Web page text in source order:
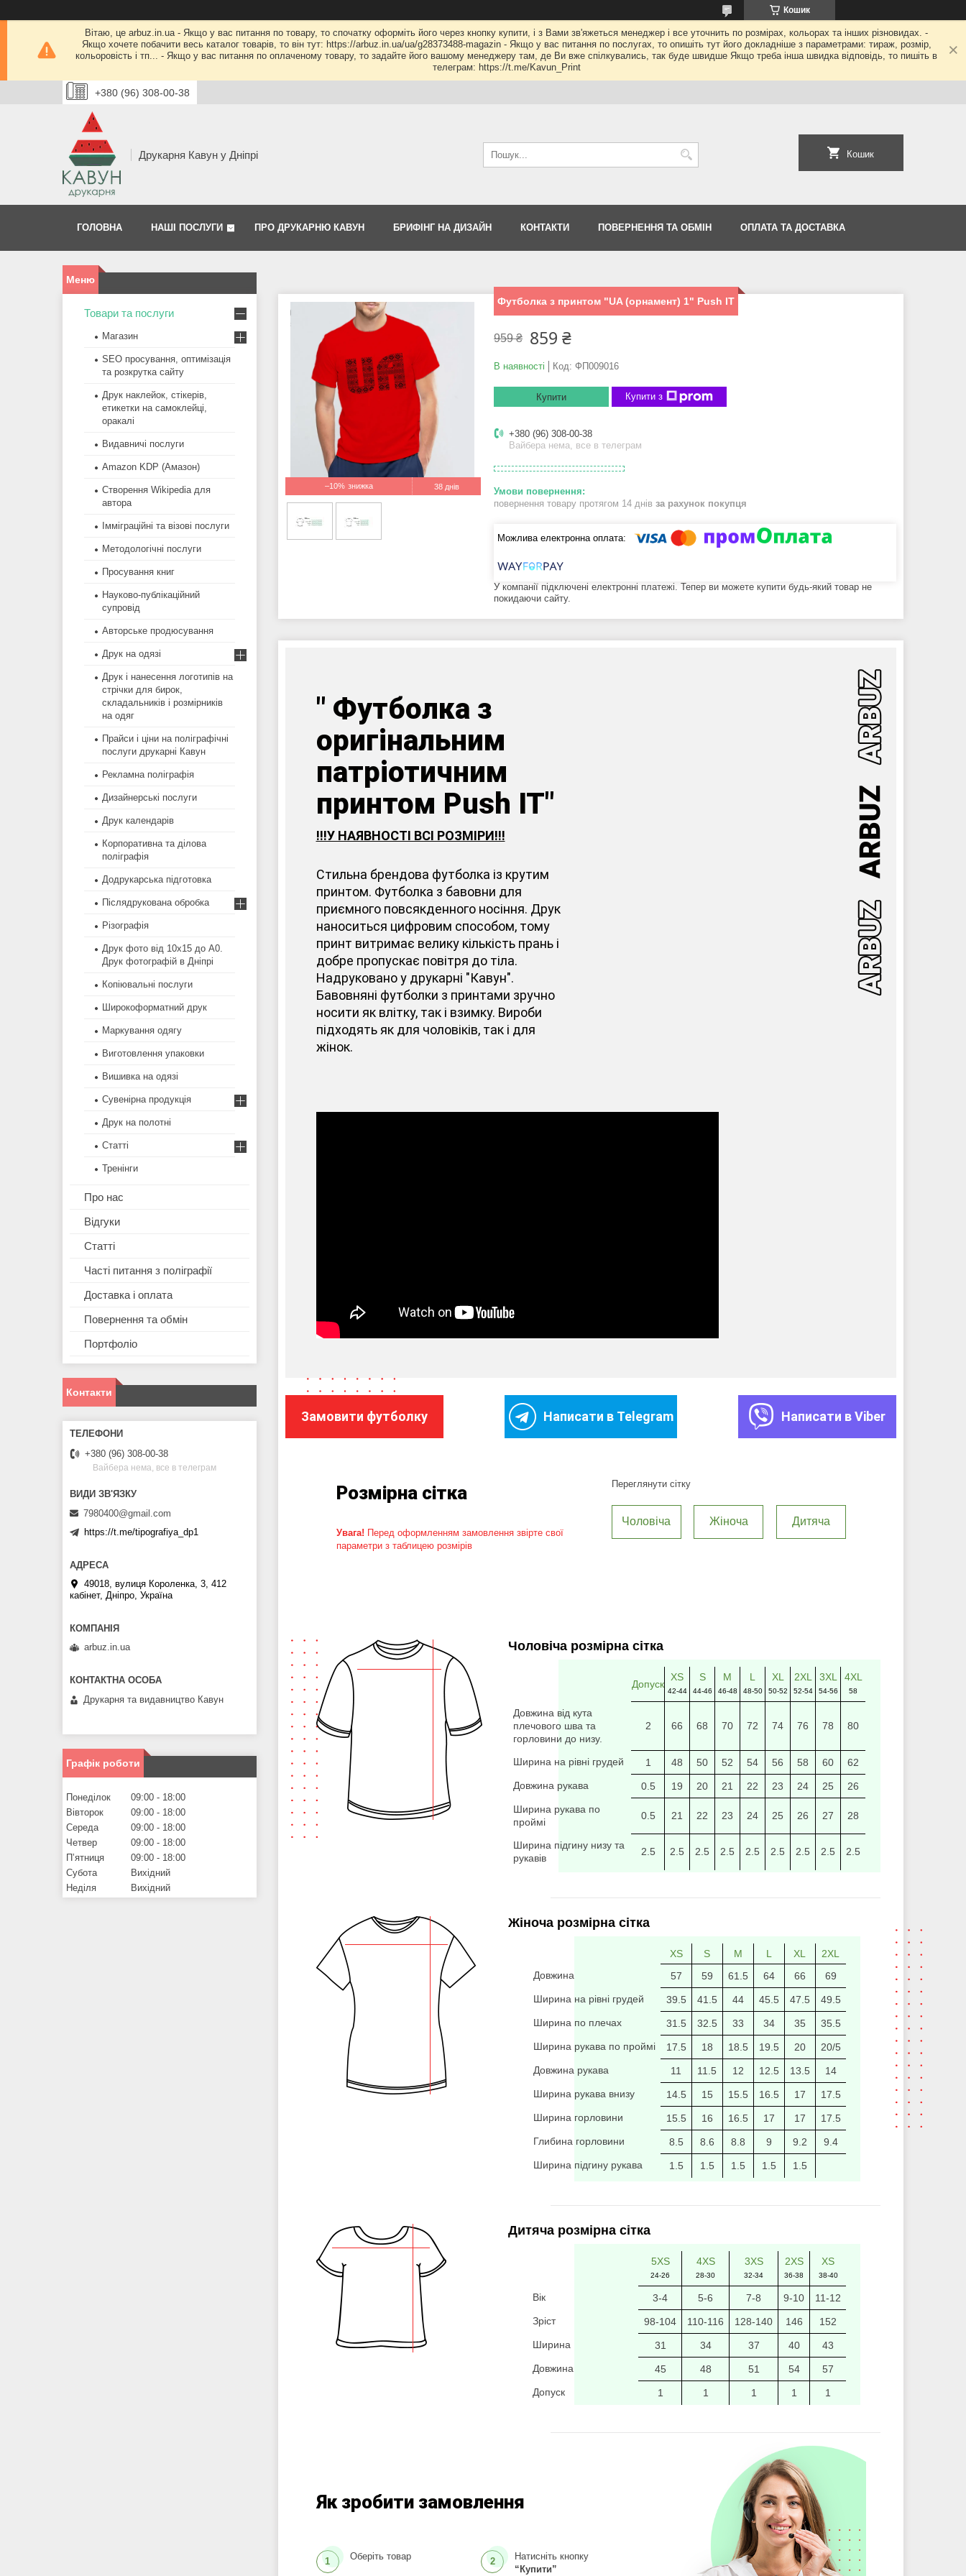
Кошик
Вітаю, це arbuz.in.ua - Якщо у вас питання по товару, то спочатку оформіть його через кнопку купити, і з Вами зв'яжеться менеджер і все уточнить по розмірах, кольорах та інших різновидах. -
Якщо хочете побачити весь каталог товарів, то він тут: https://arbuz.in.ua/ua/g28373488-magazin - Якщо у вас питання по послугах, то опишіть тут його докладніше з параметрами: тираж, розмір,
кольоровість і тп... - Якщо у вас питання по оплаченому товару, то задайте його вашому менеджеру там, де Ви вже спілкувались, так буде швидше Якщо треба інша швидка відповідь, то пишіть в
телеграм: https://t.me/Kavun_Print
+380 (96) 308-00-38
Друкарня Кавун у Дніпрі Кошик
ГОЛОВНА НАШІ ПОСЛУГИ ПРО ДРУКАРНЮ КАВУН БРИФІНГ НА ДИЗАЙН КОНТАКТИ ПОВЕРНЕННЯ ТА ОБМІН ОПЛАТА ТА ДОСТАВКА
–10% 38 днів
Футболка з принтом "UA (орнамент) 1" Push IT
959 ₴ 859 ₴
В наявності Код: ФП009016
Купити Купити з
+380 (96) 308-00-38
Вайбера нема, все в телеграм
повернення товару протягом 14 днів за рахунок покупця
У компанії підключені електронні платежі. Тепер ви можете купити будь-який товар не
покидаючи сайту.
" Футболка з
оригінальним
патріотичним
принтом Push IT"
!!!У НАЯВНОСТІ ВСІ РОЗМІРИ!!!
Стильна брендова футболка із крутим
принтом. Футболка з бавовни для
приємного повсякденного носіння. Друк
наноситься цифровим способом, тому
принт витримає велику кількість прань і
добре пропускає повітря до тіла.
Надруковано у друкарні "Кавун".
Бавовняні футболки з принтами зручно
носити як влітку, так і взимку. Вироби
підходять як для чоловіків, так і для
жінок.
Замовити футболку Написати в Telegram Написати в Viber
Розмірна сітка
Увага! Перед оформленням замовлення звірте свої
параметри з таблицею розмірів
Переглянути сітку
Чоловіча Жіноча Дитяча
Чоловіча розмірна сітка
Допуск
XS
42-44
S
44-46
M
46-48
L
48-50
XL
50-52
2XL
52-54
3XL
54-56
4XL
58
Довжина від кута
плечового шва та
горловини до низу.
2 66 68 70 72 74 76 78 80
Ширина на рівні грудей 1 48 50 52 54 56 58 60
62
Довжина рукава
0.5 19 20 21 22 23 24 25
26
Ширина рукава по
проймі
0.5 21 22 23 24 25 26 27 28
Ширина підгину низу та
рукавів
2.5 2.5 2.5 2.5 2.5 2.5 2.5 2.5 2.5
Жіноча розмірна сітка
XS S M L XL
2XL
Довжина
57 59 61.5 64 66
69
Ширина на рівні грудей
39.5 41.5 44 45.5 47.5
49.5
Ширина по плечах
31.5 32.5 33 34 35
35.5
Ширина рукава по проймі
17.5 18 18.5 19.5 20
20/5
Довжина рукава
11 11.5 12 12.5 13.5
14
Ширина рукава внизу
14.5 15 15.5 16.5 17
17.5
Ширина горловини
15.5 16 16.5 17 17
17.5
Глибина горловини
8.5 8.6 8.8 9 9.2
9.4
Ширина підгину рукава
1.5 1.5 1.5 1.5 1.5
Дитяча розмірна сітка
5XS
24-26
4XS
28-30
3XS
32-34
2XS
36-38
XS
38-40
Вік 3-4 5-6 7-8 9-10
11-12
Зріст
98-104 110-116 128-140 146
152
Ширина
31 34 37 40
43
Довжина
45 48 51 54
57
Допуск
1 1 1 1 1
Як зробити замовлення
1 Оберіть товар 2
Натисніть кнопку
“Купити”
Товари та послуги
Магазин
SEO просування, оптимізація
та розкрутка сайту
Друк наклейок, стікерів,
етикетки на самоклейці,
оракалі
Видавничі послуги
Amazon KDP (Амазон)
Створення Wikipedia для
автора
Імміграційні та візові послуги
Методологічні послуги
Просування книг
Науково-публікаційний
супровід
Авторське продюсування
Друк на одязі
Друк і нанесення логотипів на
стрічки для бирок,
складальників і розмірників
на одяг
Прайси і ціни на поліграфічні
послуги друкарні Кавун
Рекламна поліграфія
Дизайнерські послуги
Друк календарів
Корпоративна та ділова
поліграфія
Додрукарська підготовка
Післядрукована обробка
Різографія
Друк фото від 10х15 до А0.
Друк фотографій в Дніпрі
Копіювальні послуги
Широкоформатний друк
Маркування одягу
Виготовлення упаковки
Вишивка на одязі
Сувенірна продукція
Друк на полотні
Статті
Тренінги
Про нас
Відгуки
Статті
Часті питання з поліграфії
Доставка і оплата
Повернення та обмін
Портфоліо
Контакти
+380 (96) 308-00-38
Вайбера нема, все в телеграм
7980400@gmail.com
https://t.me/tipografiya_dp1
49018, вулиця Короленка, 3, 412
кабінет, Дніпро, Україна
arbuz.in.ua
Друкарня та видавництво Кавун
Графік роботи
Понеділок 09:00
18:00
Вівторок
09:00
18:00
Середа
09:00
18:00
Четвер
09:00
18:00
Пʼятниця
09:00
18:00
Субота
Вихідний
Неділя
Вихідний